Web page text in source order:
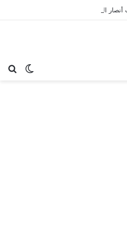
الديمقراطية بلسان الاستعمار
الوضع